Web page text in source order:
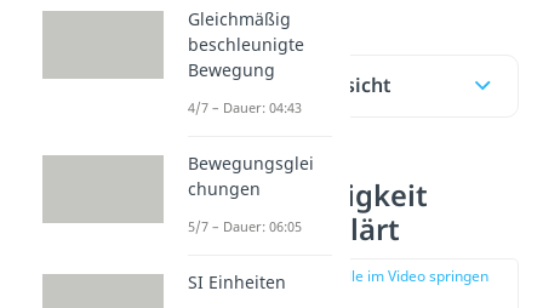
Inhaltsübersicht
Geschwindigkeit
einfach erklärt
zur Stelle im Video springen
Gleichmäßig
beschleunigte
Bewegung
4/7 – Dauer: 04:43
Bewegungsglei
chungen
5/7 – Dauer: 06:05
SI Einheiten